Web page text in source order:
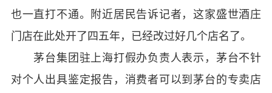
也一直打不通。附近居民告诉记者，这家盛世酒庄
门店在此处开了四五年，已经改过好几个店名了。
茅台集团驻上海打假办负责人表示，茅台不针
对个人出具鉴定报告，消费者可以到茅台的专卖店